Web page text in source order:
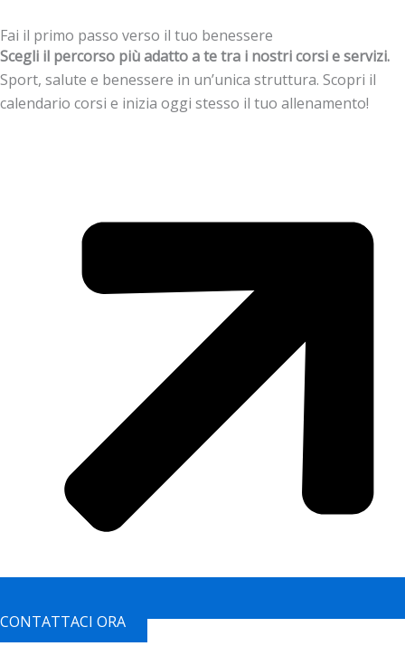
Fai il primo passo verso il tuo benessere
Scegli il percorso più adatto a te tra i nostri corsi e servizi.
Sport, salute e benessere in un’unica struttura. Scopri il
calendario corsi e inizia oggi stesso il tuo allenamento!
CONTATTACI ORA